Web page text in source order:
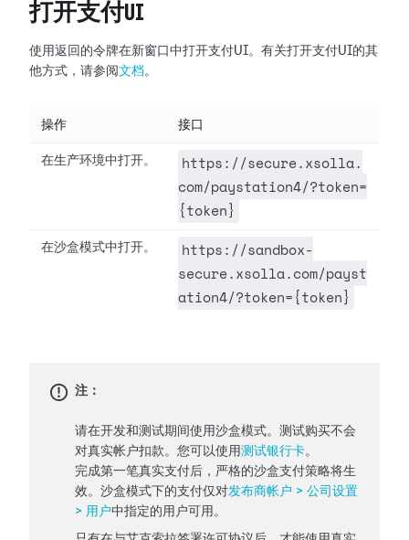
打开支付UI
使用返回的令牌在新窗口中打开支付UI。有关打开支付UI的其
他方式，请参阅 文档。
操作 接口
在生产环境中打开。
https://secure.xsolla.
com/paystation4/?token=
{token}
在沙盒模式中打开。
https://sandbox-
secure.xsolla.com/payst
ation4/?token={token}
注：
请在开发和测试期间使用沙盒模式。测试购买不会
对真实帐户扣款。您可以使用测试银行卡。
完成第一笔真实支付后，严格的沙盒支付策略将生
效。沙盒模式下的支付仅对发布商帐户 > 公司设置
> 用户中指定的用户可用。